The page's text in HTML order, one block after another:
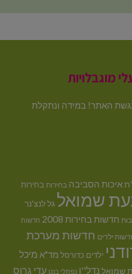
מוגבלויות
האתר! במידה ונתקלת
איכות הסביבה בחירות בחירות
שמואל גל לנצ'נר
חדשות בחירות 2008 חדשות
ילדים חדשות מערכת
ילדים כדורסל מד"א מיכל
שמואל נדל''ן נפתלי בנט עדי גרוס